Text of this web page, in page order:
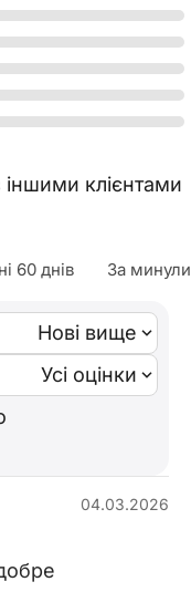
іншими клієнтами
60 днів За
Нові вище
Усі оцінки
04.03.2026